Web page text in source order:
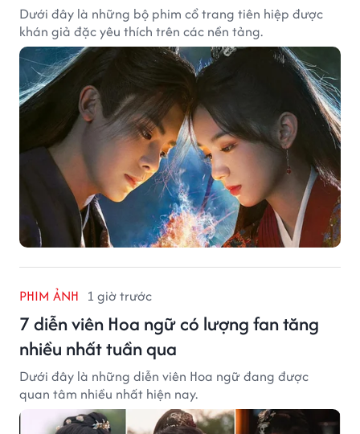
Dưới đây là những bộ phim cổ trang tiên hiệp được
khán giả đặc yêu thích trên các nền tảng.
PHIM ẢNH 1 giờ trước
7 diễn viên Hoa ngữ có lượng fan tăng
nhiều nhất tuần qua
Dưới đây là những diễn viên Hoa ngữ đang được
quan tâm nhiều nhất hiện nay.